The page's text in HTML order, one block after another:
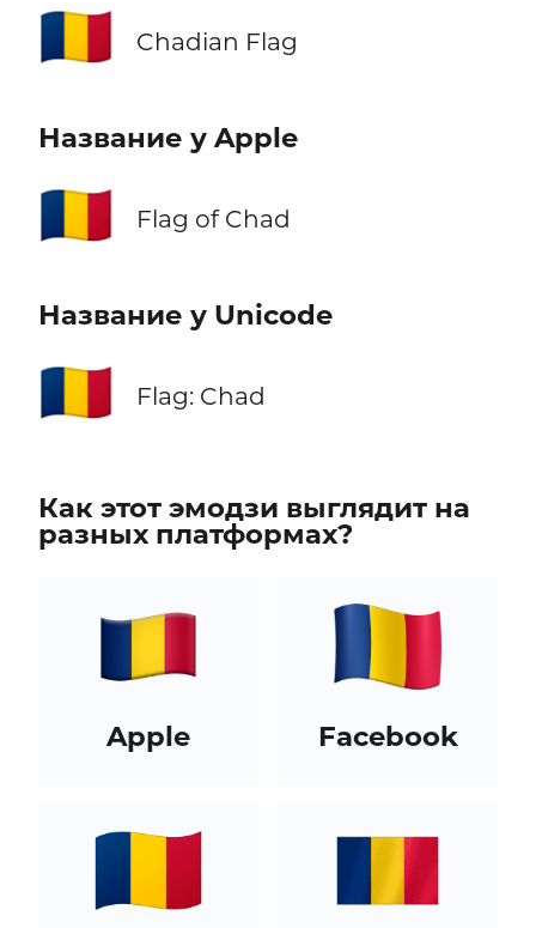
🇹🇩 Chadian Flag
Название у Apple
🇹🇩 Flag of Chad
Название у Unicode
🇹🇩 Flag: Chad
Как этот эмодзи выглядит на
разных платформах?
Apple Facebook